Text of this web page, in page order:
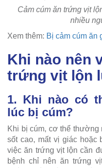
Cảm cúm ăn trứng vịt
nhiều
Xem thêm: Bị cảm cúm ăn
Khi nào nên
trứng vịt lộn
1. Khi nào có
lúc bị cúm?
Khi bị cúm, cơ thể thường
sốt cao, mất vị giác hoặc
việc ăn trứng vịt lộn cần
bệnh chỉ nên ăn trứng